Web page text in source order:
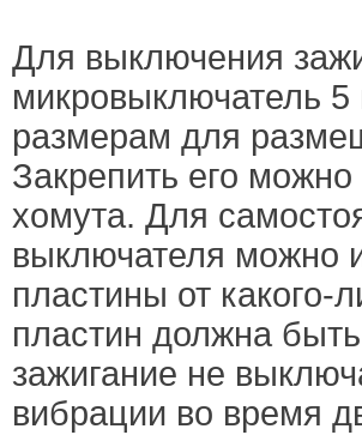
Для выключения
микровыключатель
размерам для
Закрепить его
хомута. Для
выключателя можно
пластины от какого-
пластин должна
зажигание не
вибрации во время